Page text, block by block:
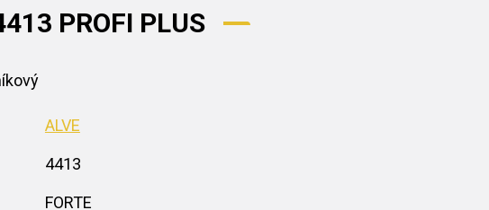
PROFI PLUS
ALVE
4413
FORTE